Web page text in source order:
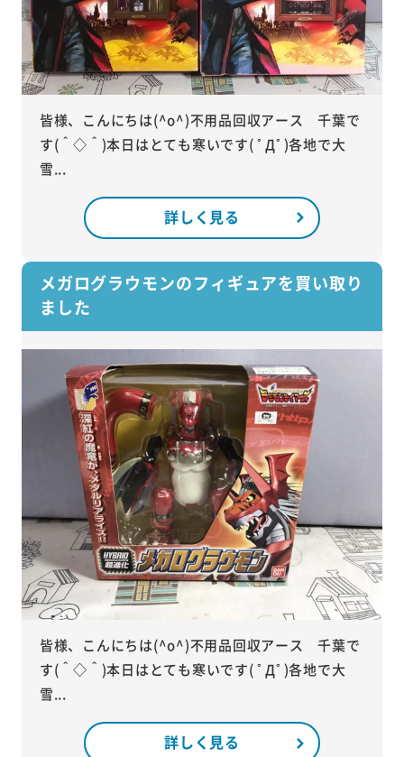
皆様、こんにちは(^o^)不用品回収アース 千葉で
す(＾◇＾)本日はとても寒いです( ﾟДﾟ)各地で大
雪...
詳しく見る
メガログラウモンのフィギュアを買い取り
ました
皆様、こんにちは(^o^)不用品回収アース 千葉で
す(＾◇＾)本日はとても寒いです( ﾟДﾟ)各地で大
雪...
詳しく見る